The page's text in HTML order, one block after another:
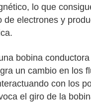
lo que
de electrones y
bobina
un cambio en los
con los
el giro de la